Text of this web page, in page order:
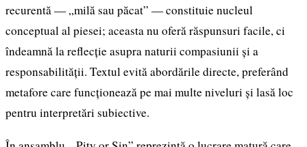
recurentă — „milă sau păcat” — constituie nucleul
conceptual al piesei; aceasta nu oferă răspunsuri facile, ci
îndeamnă la reflecție asupra naturii compasiunii și a
responsabilității. Textul evită abordările directe, preferând
metafore care funcționează pe mai multe niveluri și lasă loc
pentru interpretări subiective.